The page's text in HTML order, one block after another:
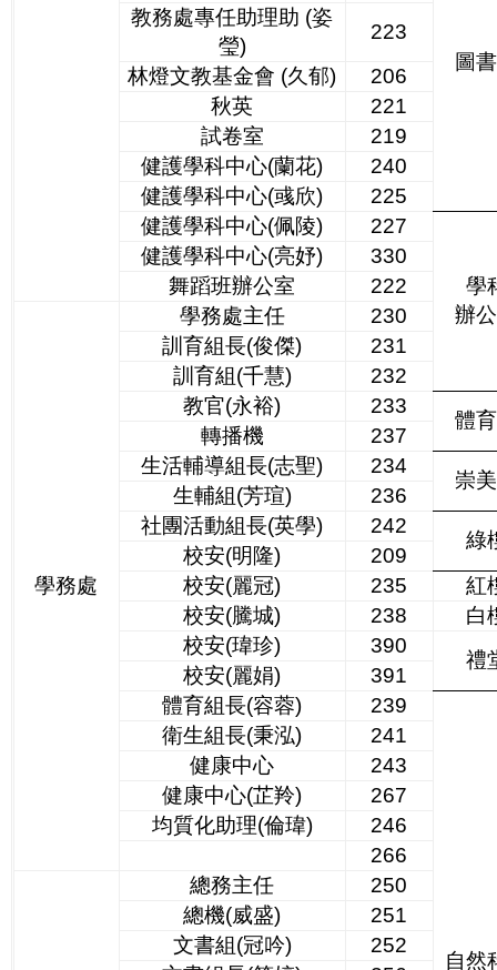
圖
教務處專任助理助 (姿
瑩)
223
林燈文教基金會 (久郁)
206
秋英
221
試卷室
219
健護學科中心(蘭花)
240
健護學科中心(彧欣)
225
健護學科中心(佩陵)
227
學
辦
健護學科中心(亮妤)
330
舞蹈班辦公室
222
學務處
學務處主任
230
訓育組長(俊傑)
231
訓育組(千慧)
232
教官(永裕)
233
體
轉播機
237
生活輔導組長(志聖)
234
崇
生輔組(芳瑄)
236
社團活動組長(英學)
242
綠
校安(明隆)
209
校安(麗冠)
235
紅
校安(騰城)
238
白
校安(瑋珍)
390
禮
校安(麗娟)
391
體育組長(容蓉)
239
自然
衛生組長(秉泓)
241
健康中心
243
健康中心(芷羚)
267
均質化助理(倫瑋)
246
266
總務主任
250
總機(威盛)
251
文書組(冠吟)
252